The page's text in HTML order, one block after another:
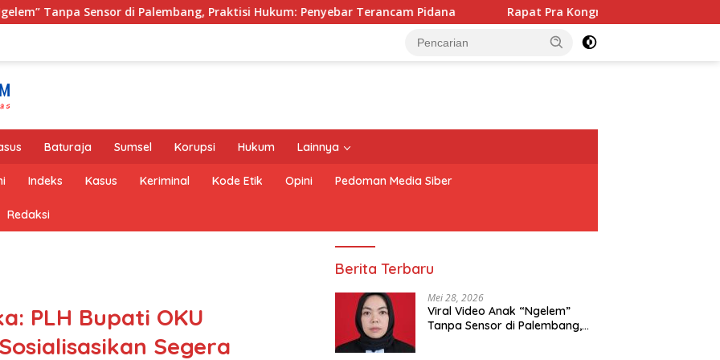
Praktisi Hukum: Penyebar Terancam Pidana Rapat Pra Kongres DPD BM PAN OKU Momentum Penting Bagi
Baturaja Sumsel Korupsi Hukum Lainnya
Indeks Kasus Keriminal Kode Etik Opini Pedoman Media Siber
Redaksi
PLH Bupati OKU
Segera
Berita Terbaru
Mei 28, 2026
Viral Video Anak “Ngelem”
Tanpa Sensor di Palembang,